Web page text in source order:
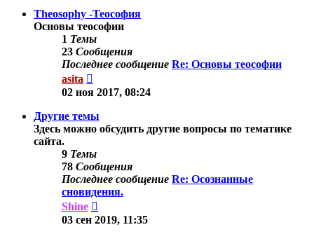
сообщению
Theosophy -Теософия
Основы теософии
1 Темы
23 Сообщения
Последнее сообщение Re: Основы теософии
asita
к
сообщению
02 ноя 2017, 08:24
Другие темы
Здесь можно обсудить другие вопросы по тематике
сайта.
9 Темы
78 Сообщения
Последнее сообщение Re: Осознанные
сновидения.
Shine
к
03 сен 2019, 11:35